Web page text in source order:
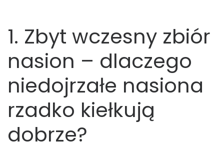
1. Zbyt wczesny zbiór
nasion – dlaczego
niedojrzałe nasiona
rzadko kiełkują
dobrze?